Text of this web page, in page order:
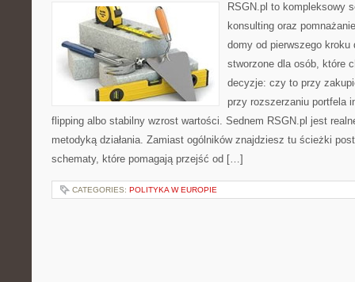
RSGN.pl to kompleksowy
konsulting oraz
domy od pierwszego
stworzone dla osób, które
decyzje: czy to przy
przy rozszerzaniu portfela
flipping albo stabilny wzrost wartości. Sednem RSGN.pl jest
metodyką działania. Zamiast ogólników znajdziesz tu ścieżki
schematy, które pomagają przejść od […]
CATEGORIES: POLITYKA W EUROPIE